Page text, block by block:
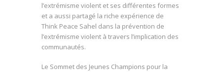
l’extrémisme violent et ses différentes formes
et a aussi partagé la riche expérience de
Think Peace Sahel dans la prévention de
l’extrémisme violent à travers l’implication des
communautés.
Le Sommet des Jeunes Champions pour la